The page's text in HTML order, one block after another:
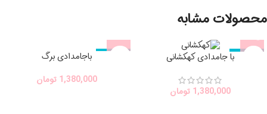
محصولات مشابه
اتمام موجودیبا جامدادی کهكشانى
1,380,000 تومان
باجامدادی برگ
1,380,000 تومان